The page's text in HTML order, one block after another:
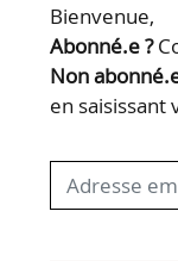
à 2024 (+ 88).
et
Bienvenue,
Abonné.e ?
Non
en saisissant